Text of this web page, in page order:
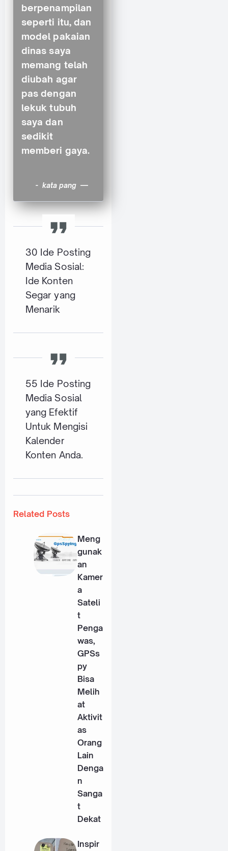
berpenampilan
seperti itu, dan
model pakaian
dinas saya
memang telah
diubah agar
pas dengan
lekuk tubuh
saya dan
sedikit
memberi gaya.
kata pang
30 Ide Posting
Media Sosial:
Ide Konten
Segar yang
Menarik
55 Ide Posting
Media Sosial
yang Efektif
Untuk Mengisi
Kalender
Konten Anda.
Related Posts
Meng
gunak
an
Kamer
a
Sateli
t
Penga
was,
GPSs
py
Bisa
Melih
at
Aktivit
as
Orang
Lain
Denga
n
Sanga
t
Dekat
Inspir